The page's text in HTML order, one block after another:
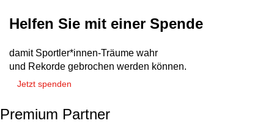
Helfen Sie mit einer Spende
damit Sportler*innen-Träume wahr
und Rekorde gebrochen werden können.
Jetzt spenden
Premium Partner